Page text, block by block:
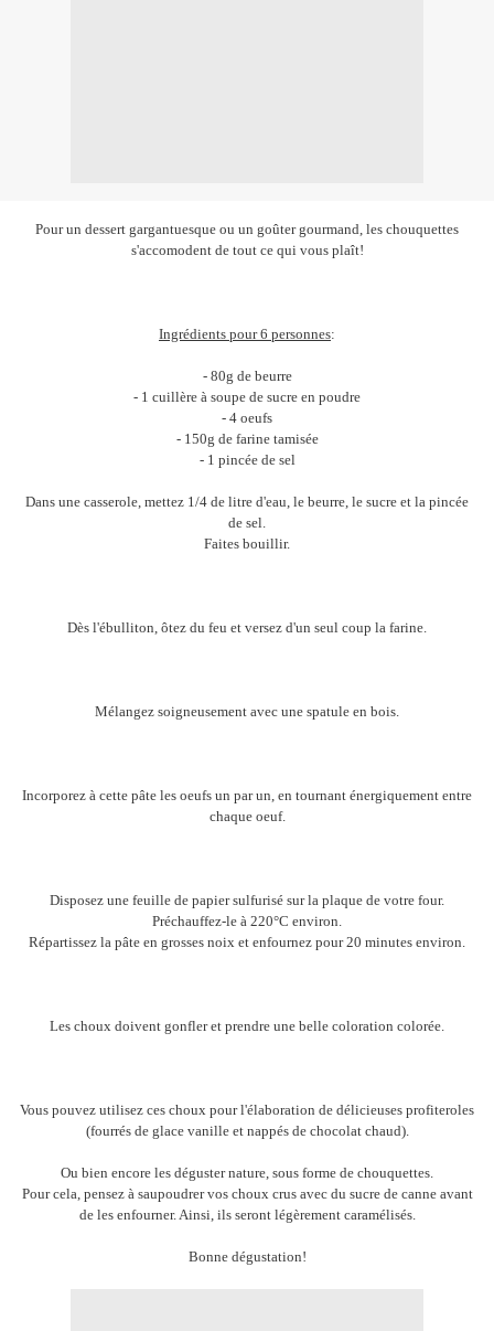
Pour un dessert gargantuesque ou un goûter gourmand, les chouquettes
s'accomodent de tout ce qui vous plaît!
Ingrédients pour 6 personnes:
- 80g de beurre
- 1 cuillère à soupe de sucre en poudre
- 4 oeufs
- 150g de farine tamisée
- 1 pincée de sel
Dans une casserole, mettez 1/4 de litre d'eau, le beurre, le sucre et la pincée
de sel.
Faites bouillir.
Dès l'ébulliton, ôtez du feu et versez d'un seul coup la farine.
Mélangez soigneusement avec une spatule en bois.
Incorporez à cette pâte les oeufs un par un, en tournant énergiquement entre
chaque oeuf.
Disposez une feuille de papier sulfurisé sur la plaque de votre four.
Préchauffez-le à 220°C environ.
Répartissez la pâte en grosses noix et enfournez pour 20 minutes environ.
Les choux doivent gonfler et prendre une belle coloration colorée.
Vous pouvez utilisez ces choux pour l'élaboration de délicieuses profiteroles
(fourrés de glace vanille et nappés de chocolat chaud).
Ou bien encore les déguster nature, sous forme de chouquettes.
Pour cela, pensez à saupoudrer vos choux crus avec du sucre de canne avant
de les enfourner. Ainsi, ils seront légèrement caramélisés.
Bonne dégustation!